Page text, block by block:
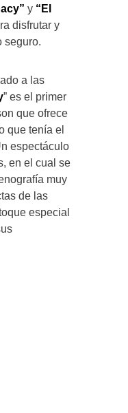
y “El
disfrutar y
seguro.
a las
” es el primer
que ofrece
que tenía el
espectáculo
en el cual se
muy
de las
especial